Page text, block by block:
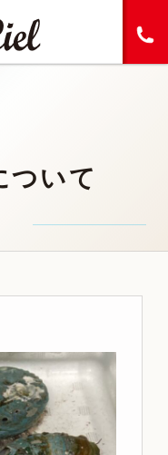
ついて